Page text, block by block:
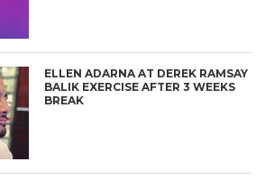
ELLEN ADARNA AT DEREK RAMSAY
BALIK EXERCISE AFTER 3 WEEKS
BREAK